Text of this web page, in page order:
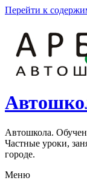
Перейти к
Автошкола.
Частные уроки,
городе.
Меню